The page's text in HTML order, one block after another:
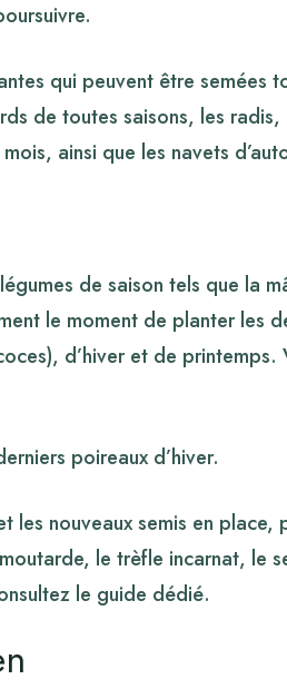
qui peuvent être semées
de toutes saisons, les
ainsi que les navets
de saison tels que la
le moment de planter les
d’hiver et de
poireaux d’hiver.
les nouveaux semis en
le trèfle incarnat, le
le guide dédié.